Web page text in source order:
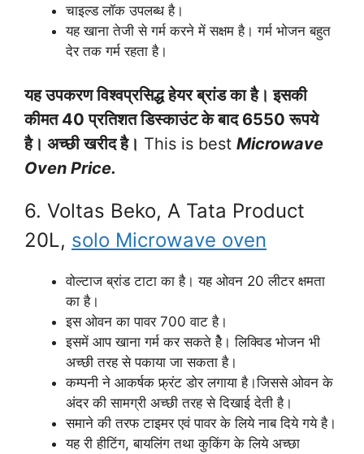
चाइल्ड लॉक उपलब्ध है।
यह खाना तेजी से गर्म करने में सक्षम है। गर्म भोजन बहुत
देर तक गर्म रहता है।
यह उपकरण विश्वप्रसिद्ध हेयर ब्रांड का है। इसकी
कीमत 40 प्रतिशत डिस्काउंट के बाद 6550 रूपये
है। अच्छी खरीद है। This is best Microwave
Oven Price.
6. Voltas Beko, A Tata Product
20L, solo Microwave oven
वोल्टाज ब्रांड टाटा का है। यह ओवन 20 लीटर क्षमता
का है।
इस ओवन का पावर 700 वाट है।
इसमें आप खाना गर्म कर सकते हेै। लिक्विड भोजन भी
अच्छी तरह से पकाया जा सकता है।
कम्पनी ने आकर्षक फ्र्रंट डोर लगाया है।जिससे ओवन के
अंदर की सामग्री अच्छी तरह से दिखाई देती है।
समाने की तरफ टाइमर एवं पावर के लिये नाब दिये गये है।
यह री हीटिंग, बायलिंग तथा कुकिंग के लिये अच्छा